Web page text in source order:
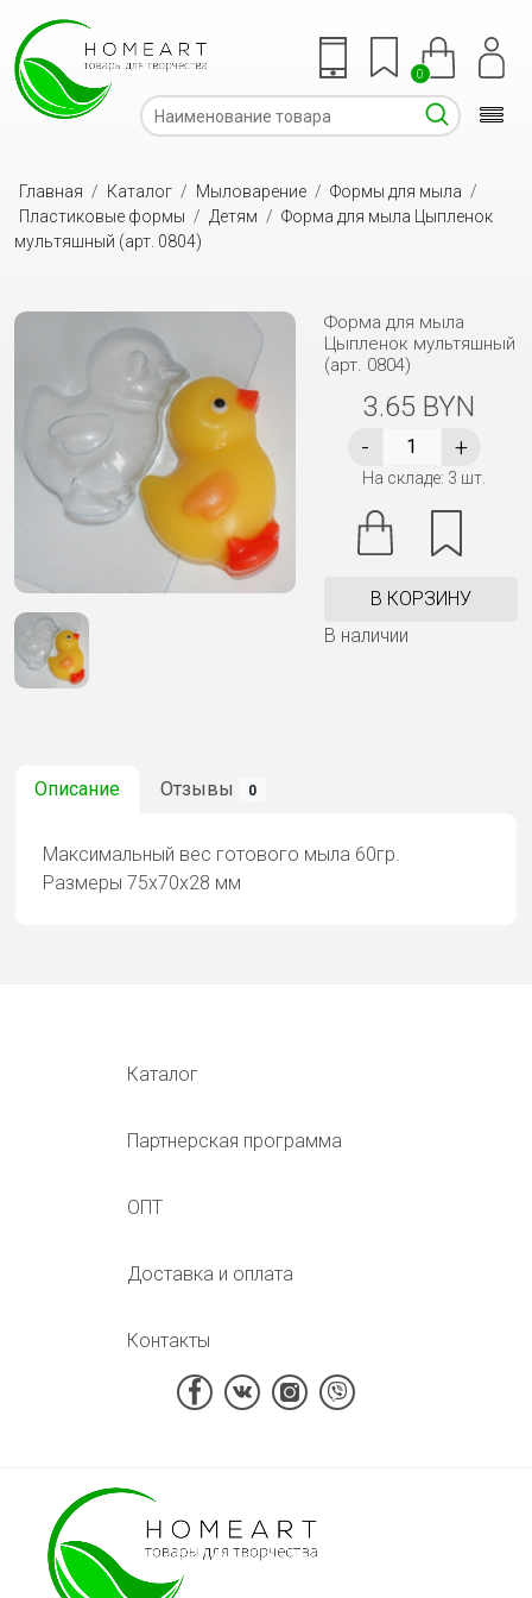
0
Главная / Каталог / Мыловарение / Формы для мыла /
Пластиковые формы / Детям / Форма для мыла Цыпленок
мультяшный (арт. 0804)
Форма для мыла
Цыпленок мультяшный
(арт. 0804)
3.65 BYN
На складе: 3 шт.
В КОРЗИНУ
В наличии
Описание Отзывы 0
Максимальный вес готового мыла 60гр.
Размеры 75х70х28 мм
Каталог
Партнерская программа
ОПТ
Доставка и оплата
Контакты